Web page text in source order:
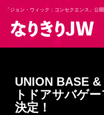
「ジョン・ウィック：コンセクエンス」公
UNION BASE
トドアサバゲ
決定！